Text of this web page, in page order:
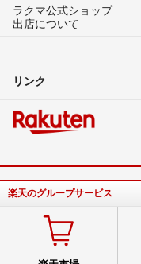
ラクマ公式ショップ
出店について
リンク
楽天のグループサービス